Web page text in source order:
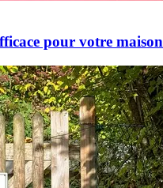
pour votre maison